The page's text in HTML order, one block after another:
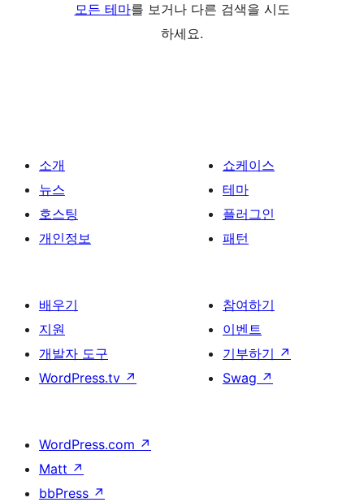
모든 테마를 보거나 다른 검색을 시도
하세요.
소개
뉴스
호스팅
개인정보
쇼케이스
테마
플러그인
패턴
배우기
지원
개발자 도구
WordPress.tv ↗
참여하기
이벤트
기부하기 ↗
Swag ↗
WordPress.com ↗
Matt ↗
bbPress ↗